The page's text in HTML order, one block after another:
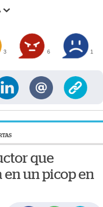
3 6 1
que
en un picop en